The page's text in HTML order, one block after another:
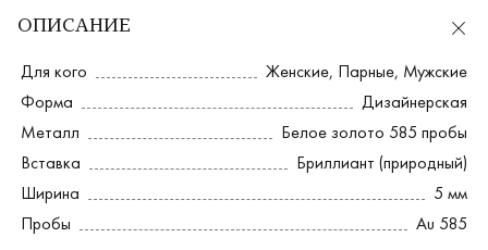
ОПИСАНИЕ
Для кого Женские, Парные, Мужские
Форма
Дизайнерская
Металл
Белое золото 585 пробы
Вставка
Бриллиант (природный)
Ширина
5 мм
Пробы
Au 585